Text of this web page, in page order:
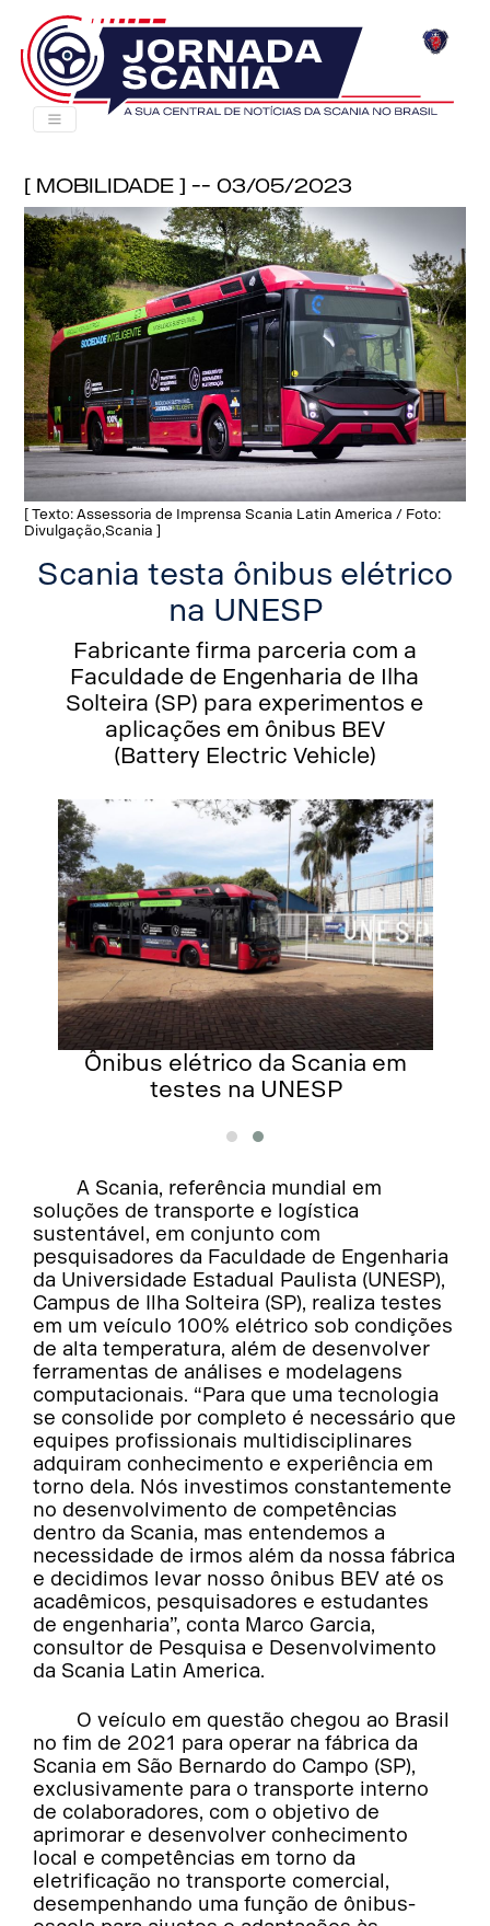
[ Mobilidade ] -- 03/05/2023
[ Texto: Assessoria de Imprensa Scania Latin America / Foto:
Divulgação,Scania ]
Scania testa ônibus elétrico
na UNESP
Fabricante firma parceria com a
Faculdade de Engenharia de Ilha
Solteira (SP) para experimentos e
aplicações em ônibus BEV
(Battery Electric Vehicle)
Ônibus elétrico da Scania em
testes na UNESP
A Scania, referência mundial em
soluções de transporte e logística
sustentável, em conjunto com
pesquisadores da Faculdade de Engenharia
da Universidade Estadual Paulista (UNESP),
Campus de Ilha Solteira (SP), realiza testes
em um veículo 100% elétrico sob condições
de alta temperatura, além de desenvolver
ferramentas de análises e modelagens
computacionais. “Para que uma tecnologia
se consolide por completo é necessário que
equipes profissionais multidisciplinares
adquiram conhecimento e experiência em
torno dela. Nós investimos constantemente
no desenvolvimento de competências
dentro da Scania, mas entendemos a
necessidade de irmos além da nossa fábrica
e decidimos levar nosso ônibus BEV até os
acadêmicos, pesquisadores e estudantes
de engenharia”, conta Marco Garcia,
consultor de Pesquisa e Desenvolvimento
da Scania Latin America.
O veículo em questão chegou ao Brasil
no fim de 2021 para operar na fábrica da
Scania em São Bernardo do Campo (SP),
exclusivamente para o transporte interno
de colaboradores, com o objetivo de
aprimorar e desenvolver conhecimento
local e competências em torno da
eletrificação no transporte comercial,
desempenhando uma função de ônibus-